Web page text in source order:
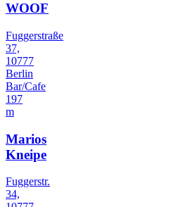
WOOF
Fuggerstraße
37,
10777
Berlin
Bar/Cafe
197
m
Marios
Kneipe
Fuggerstr.
34,